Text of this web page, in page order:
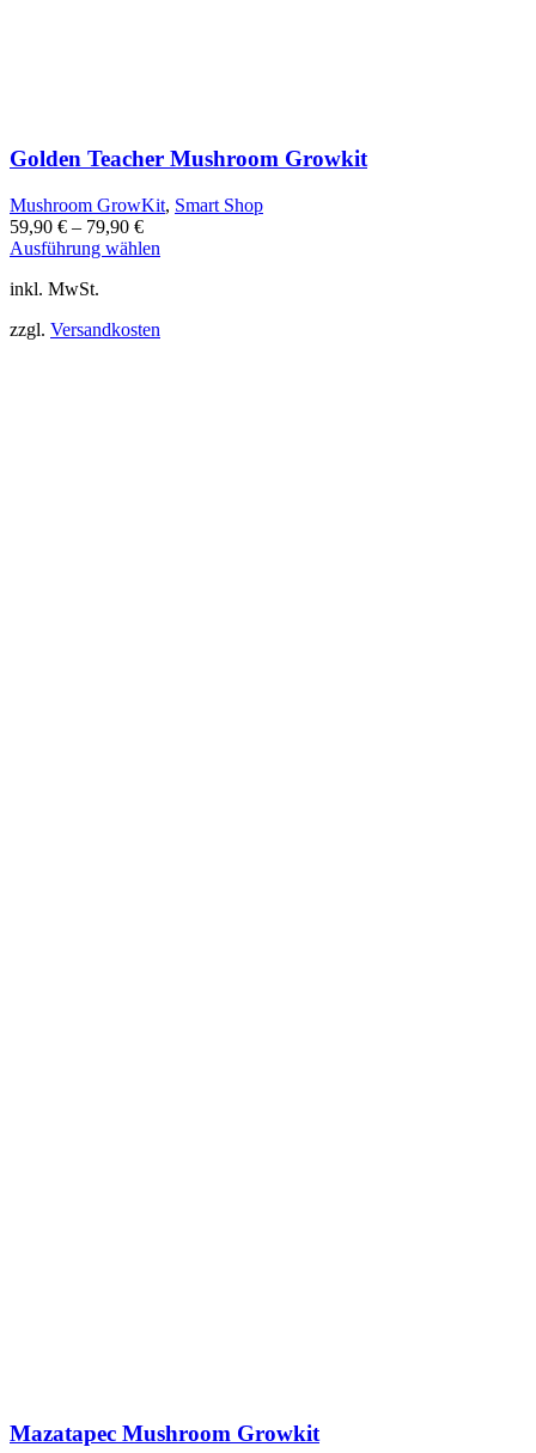
Golden Teacher Mushroom Growkit
Mushroom GrowKit, Smart Shop
59,90 € – 79,90 €
Ausführung wählen
Varianten
inkl. MwSt.
zzgl. Versandkosten
Mazatapec Mushroom Growkit